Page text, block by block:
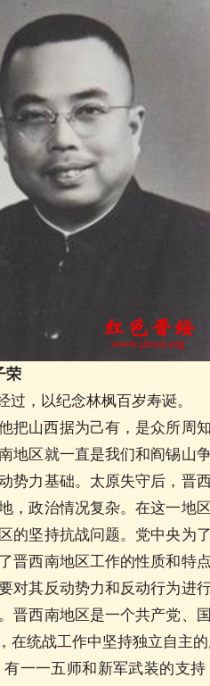
荣
，以纪念林枫百岁寿诞。
把山西据为己有，是众所周
地区就一直是我们和阎锡山
势力基础。太原失守后，晋
，政治情况复杂。在这一地
的坚持抗战问题。党中央为
晋西南地区工作的性质和特
对其反动势力和反动行为进
晋西南地区是一个共产党、国
统战工作中坚持独立自主的
一一五师和新军武装的支持